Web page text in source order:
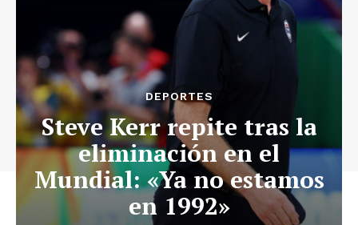
DEPORTES
Steve Kerr repite tras la
eliminación en el
Mundial: «Ya no estamos
en 1992»